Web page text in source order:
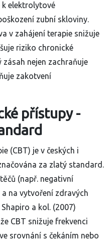
k elektrolytové
zubní skloviny.
v zahájení terapie snižuje
riziko chronické
nejen zachraňuje
zakotvení
přístupy -
(CBT) je v českých i
za zlatý standard.
(např. negativní
na vytvoření zdravých
a kol. (2007)
CBT snižuje frekvenci
srovnání s čekáním nebo